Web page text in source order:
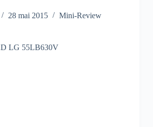
28 mai 2015 Mini-Review